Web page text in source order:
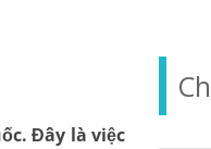
Đây là việc